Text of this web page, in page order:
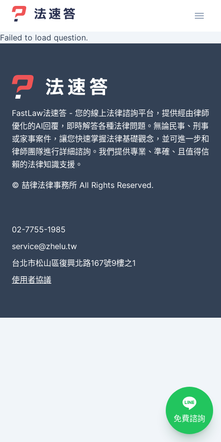
Failed to load question.
FastLaw法速答 - 您的線上法律諮詢平台，提供經由律師
優化的AI回覆，即時解答各種法律問題。無論民事、刑事
或家事案件，讓您快速掌握法律基礎觀念，並可進一步和
律師團隊進行詳細諮詢。我們提供專業、準確、且值得信
賴的法律知識支援。
© 喆律法律事務所 All Rights Reserved.
02-7755-1985
service@zhelu.tw
台北市松山區復興北路167號9樓之1
使用者協議
免費諮詢